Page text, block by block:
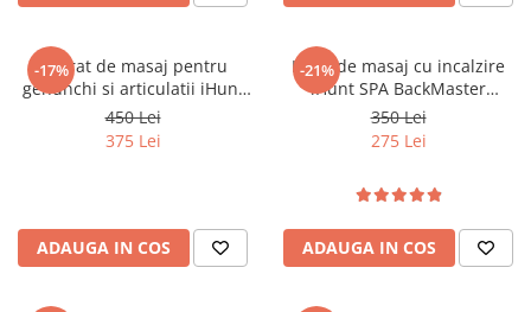
-17%
Aparat de masaj pentru
genunchi si articulatii iHunt
SPA KneeRestore, Compresie
cu aer, Vibratii, Terapie prin
450 Lei
375 Lei
ADAUGA IN COS
-21%
Husa de masaj cu incalzire
iHunt SPA BackMaster
Shiatsu, pentru scaun, masaj
complet spate, gat si fese,
350 Lei
275 Lei
ADAUGA IN COS